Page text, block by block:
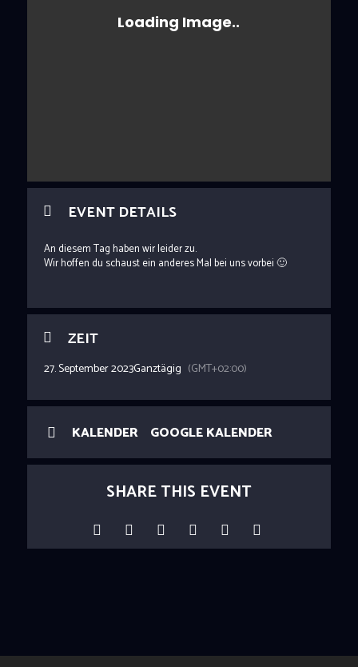
EVENT DETAILS
An diesem Tag haben wir leider zu.
Wir hoffen du schaust ein anderes Mal bei uns vorbei 🙂
ZEIT
27. September 2023Ganztägig (GMT+02:00)
KALENDER GOOGLE KALENDER
SHARE THIS EVENT